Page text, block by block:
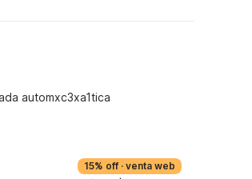
automxc3xa1tica
15% off · venta web